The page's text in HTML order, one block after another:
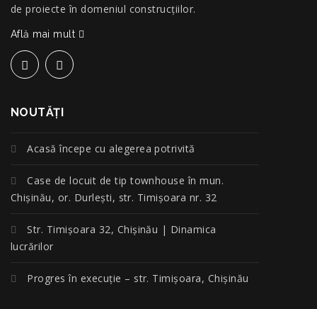
de proiecte în domeniul construcțiilor.
Află mai mult
NOUTĂŢI
Acasă începe cu alegerea potrivită
Case de locuit de tip townhouse în mun.
Chișinău, or. Durlești, str. Timișoara nr. 32
Str. Timișoara 32, Chișinău | Dinamica
lucrărilor
Progres în execuție – str. Timișoara, Chișinău